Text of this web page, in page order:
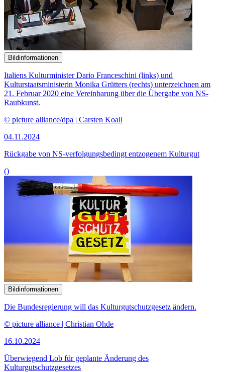
Bildinformationen
Italiens Kulturminister Dario Franceschini (links) und
Kulturstaatsministerin Monika Grütters (rechts) unterzeichnen am
21. Februar 2020 eine Vereinbarung über die Übergabe von NS-
Raubkunst.
© picture alliance/dpa | Carsten Koall
04.11.2024
Rückgabe von NS-verfolgungsbedingt entzogenem Kulturgut
()
Bildinformationen
Die Bundesregierung will das Kulturgutschutzgesetz ändern.
© picture alliance | Christian Ohde
16.10.2024
Überwiegend Lob für geplante Änderung des
Kulturgutschutzgesetzes